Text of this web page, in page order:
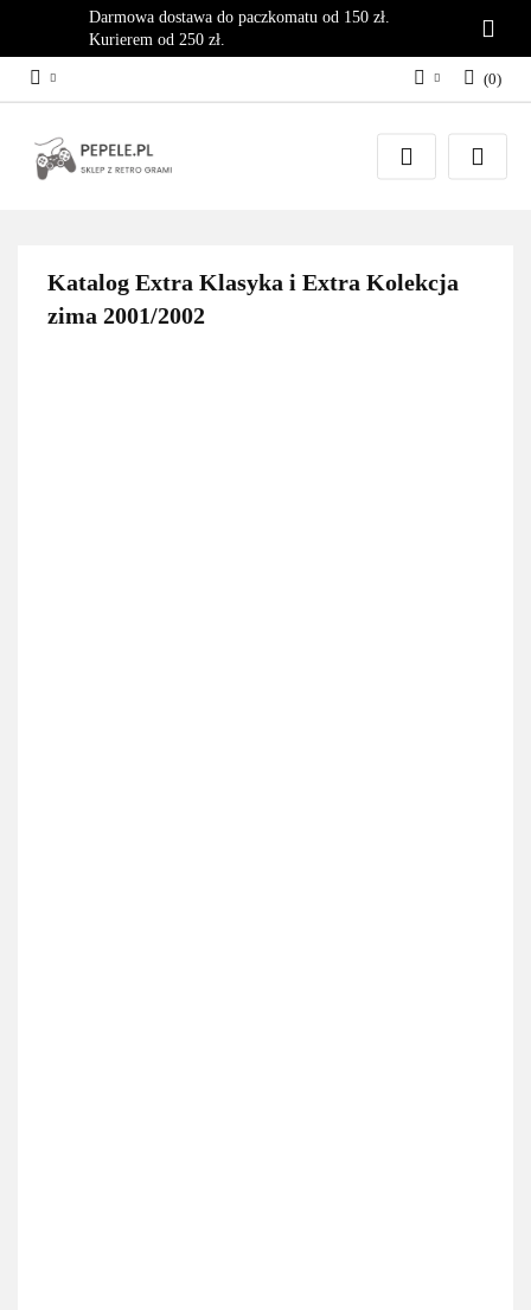
Darmowa dostawa do paczkomatu od 150 zł.
Kurierem od 250 zł.
Zaloguj się
Załóż konto
(0)
Katalog Extra Klasyka i Extra Kolekcja
zima 2001/2002